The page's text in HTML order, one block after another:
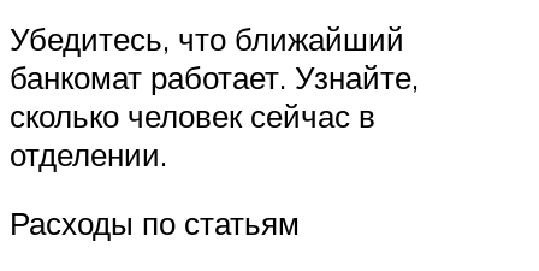
Убедитесь, что ближайший
банкомат работает. Узнайте,
сколько человек сейчас в
отделении.
Расходы по статьям